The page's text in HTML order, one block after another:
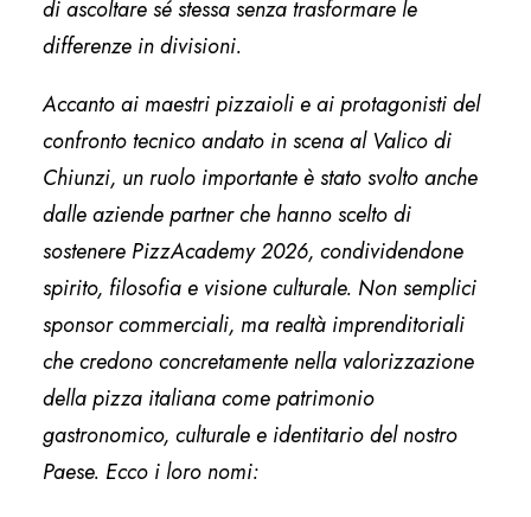
di ascoltare sé stessa senza trasformare le
differenze in divisioni.
Accanto ai maestri pizzaioli e ai protagonisti del
confronto tecnico andato in scena al Valico di
Chiunzi, un ruolo importante è stato svolto anche
dalle aziende partner che hanno scelto di
sostenere PizzAcademy 2026, condividendone
spirito, filosofia e visione culturale. Non semplici
sponsor commerciali, ma realtà imprenditoriali
che credono concretamente nella valorizzazione
della pizza italiana come patrimonio
gastronomico, culturale e identitario del nostro
Paese. Ecco i loro nomi: